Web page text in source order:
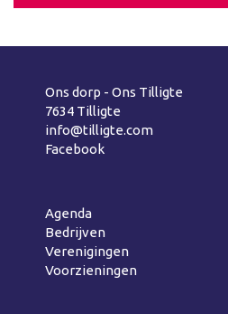
Ons dorp - Ons Tilligte
7634 Tilligte
info@tilligte.com
Facebook
Agenda
Bedrijven
Verenigingen
Voorzieningen